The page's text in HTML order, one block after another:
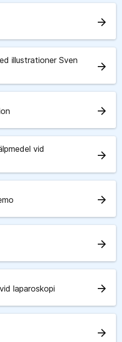
arrow_forward
illustrationer Sven
arrow_forward
arrow_forward
vid
arrow_forward
arrow_forward
arrow_forward
laparoskopi arrow_forward
arrow_forward